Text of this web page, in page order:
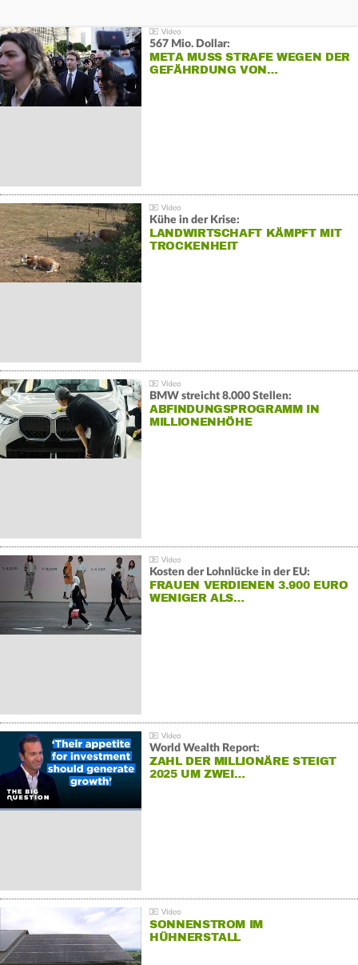
567 Mio. Dollar:
META MUSS STRAFE WEGEN DER
GEFÄHRDUNG VON…
Kühe in der Krise:
LANDWIRTSCHAFT KÄMPFT MIT
TROCKENHEIT
BMW streicht 8.000 Stellen:
ABFINDUNGSPROGRAMM IN
MILLIONENHÖHE
Kosten der Lohnlücke in der EU:
FRAUEN VERDIENEN 3.900 EURO
WENIGER ALS…
World Wealth Report:
ZAHL DER MILLIONÄRE STEIGT
2025 UM ZWEI…
SONNENSTROM IM
HÜHNERSTALL